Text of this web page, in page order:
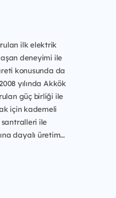
ilk elektrik
deneyimi ile
konusunda da
yılında Akkök
güç birliği ile
için kademeli
ile
dayalı üretim...